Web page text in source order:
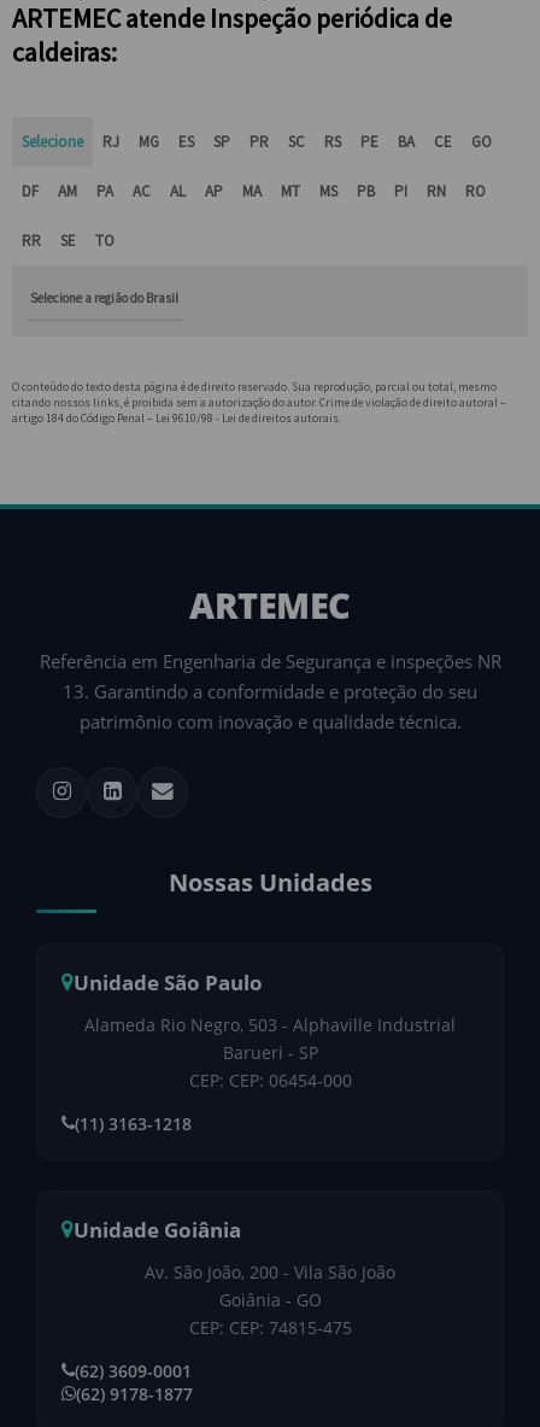
ARTEMEC atende Inspeção periódica de
caldeiras:
Selecione RJ MG ES SP PR SC RS PE BA CE GO
DF AM PA AC AL AP MA MT MS PB PI RN RO
RR SE TO
Selecione a região do Brasil
O conteúdo do texto desta página é de direito reservado. Sua reprodução, parcial ou total, mesmo
citando nossos links, é proibida sem a autorização do autor. Crime de violação de direito autoral –
artigo 184 do Código Penal – Lei 9610/98 - Lei de direitos autorais.
ARTEMEC
Referência em Engenharia de Segurança e inspeções NR
13. Garantindo a conformidade e proteção do seu
patrimônio com inovação e qualidade técnica.
Nossas Unidades
Unidade São Paulo
Alameda Rio Negro, 503 - Alphaville Industrial
Barueri - SP
CEP: CEP: 06454-000
(11) 3163-1218
Unidade Goiânia
Av. São João, 200 - Vila São João
Goiânia - GO
CEP: CEP: 74815-475
(62) 3609-0001
(62) 9178-1877